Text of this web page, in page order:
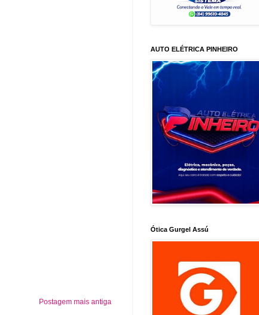
Postagem mais antiga
AUTO ELÉTRICA PINHEIRO
Ótica Gurgel Assú